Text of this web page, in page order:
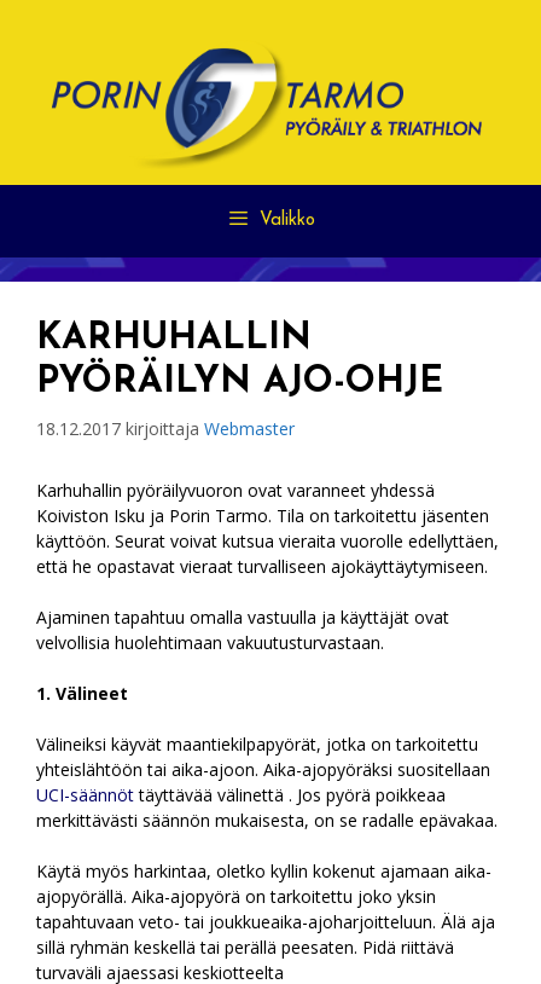
Valikko
KARHUHALLIN
PYÖRÄILYN AJO-OHJE
18.12.2017 kirjoittaja Webmaster
Karhuhallin pyöräilyvuoron ovat varanneet yhdessä
Koiviston Isku ja Porin Tarmo. Tila on tarkoitettu jäsenten
käyttöön. Seurat voivat kutsua vieraita vuorolle edellyttäen,
että he opastavat vieraat turvalliseen ajokäyttäytymiseen.
Ajaminen tapahtuu omalla vastuulla ja käyttäjät ovat
velvollisia huolehtimaan vakuutusturvastaan.
1. Välineet
Välineiksi käyvät maantiekilpapyörät, jotka on tarkoitettu
yhteislähtöön tai aika-ajoon. Aika-ajopyöräksi suositellaan
UCI-säännöttäyttävää välinettä . Jos pyörä poikkeaa
merkittävästi säännön mukaisesta, on se radalle epävakaa.
Käytä myös harkintaa, oletko kyllin kokenut ajamaan aika-
ajopyörällä. Aika-ajopyörä on tarkoitettu joko yksin
tapahtuvaan veto- tai joukkueaika-ajoharjoitteluun. Älä aja
sillä ryhmän keskellä tai perällä peesaten. Pidä riittävä
turvaväli ajaessasi keskiotteelta